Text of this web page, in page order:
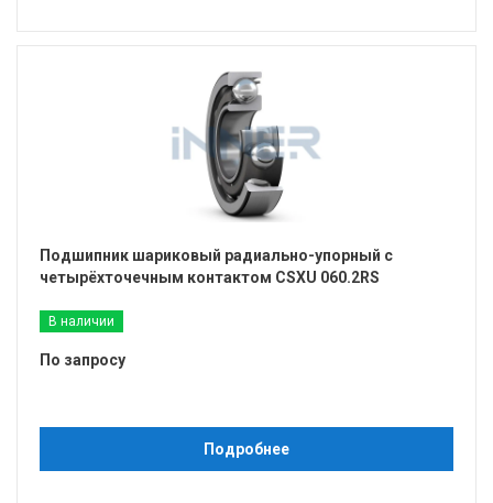
Подшипник шариковый радиально-упорный с
четырёхточечным контактом CSXU 060.2RS
В наличии
По запросу
Подробнее